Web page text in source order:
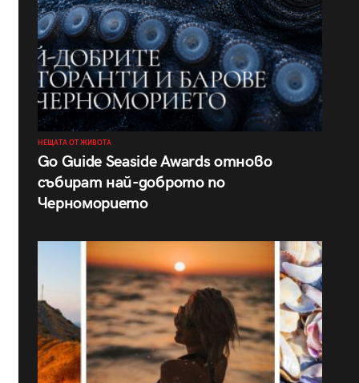
НЕЩАТА ОТ ЖИВОТА
Go Guide Seaside Awards отново
събират най-доброто по
Черноморието